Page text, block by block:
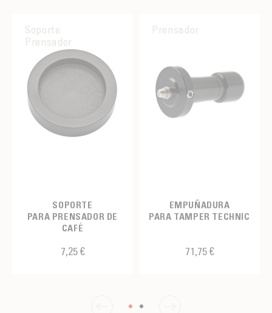
Soporte
Prensador
SOPORTE
PARA PRENSADOR DE
CAFÉ
7,25 €
Prensador
EMPUÑADURA
PARA TAMPER TECHNIC
71,75 €